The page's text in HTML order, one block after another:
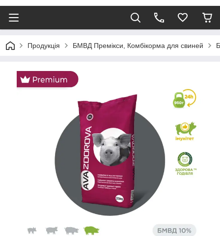
Продукція БМВД Премікси, Комбікорма для свиней